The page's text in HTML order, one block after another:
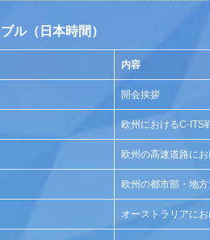
ル（日本時間）
内容
開会挨拶
欧州におけるC-ITS
欧州の高速道路に
欧州の都市部・地
オーストラリアに